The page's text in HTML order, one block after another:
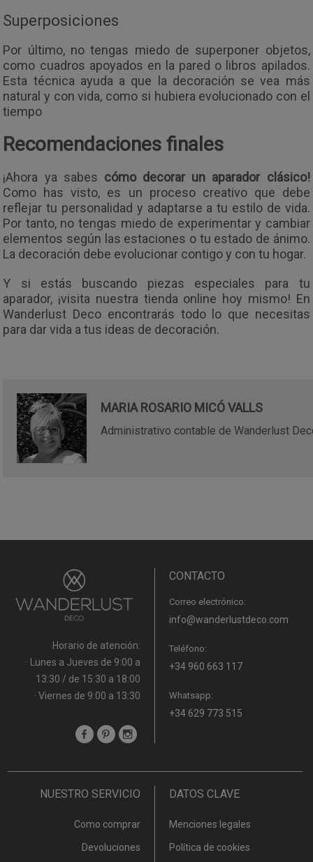
Superposiciones
Por último, no tengas miedo de superponer objetos,
como cuadros apoyados en la pared o libros apilados.
Esta técnica ayuda a que la decoración se vea más
natural y con vida, como si hubiera evolucionado con el
tiempo
Recomendaciones finales
¡Ahora ya sabes cómo decorar un aparador clásico!
Como has visto, es un proceso creativo que debe
reflejar tu personalidad y adaptarse a tu estilo de vida.
Por tanto, no tengas miedo de experimentar y cambiar
elementos según las estaciones o tu estado de ánimo.
La decoración debe evolucionar contigo y con tu hogar.
Y si estás buscando piezas especiales para tu
aparador, ¡visita nuestra tienda online hoy mismo! En
Wanderlust Deco encontrarás todo lo que necesitas
para dar vida a tus ideas de decoración.
MARIA ROSARIO MICÓ VALLS
Administrativo contable de Wanderlust
Horario de atención:
· Lunes a Jueves de 9:00 a
13:30 / de 15:30 a 18:00
· Viernes de 9:00 a 13:30
CONTACTO
Correo electrónico:
info@wanderlustdeco.com
Teléfono:
+34 960 663 117
Whatsapp:
+34 629 773 515
NUESTRO SERVICIO
Como comprar
Devoluciones
DATOS CLAVE
Menciones legales
Política de cookies